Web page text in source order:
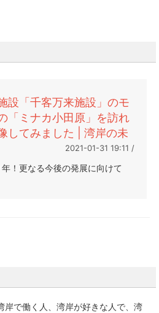
設「千客万来施設」のモ
「ミナカ小田原」を訪れ
してみました | 湾岸の未
2021-01-31 19:11 /
！更なる今後の発展に向けて
岸で働く人、湾岸が好きな人で、湾